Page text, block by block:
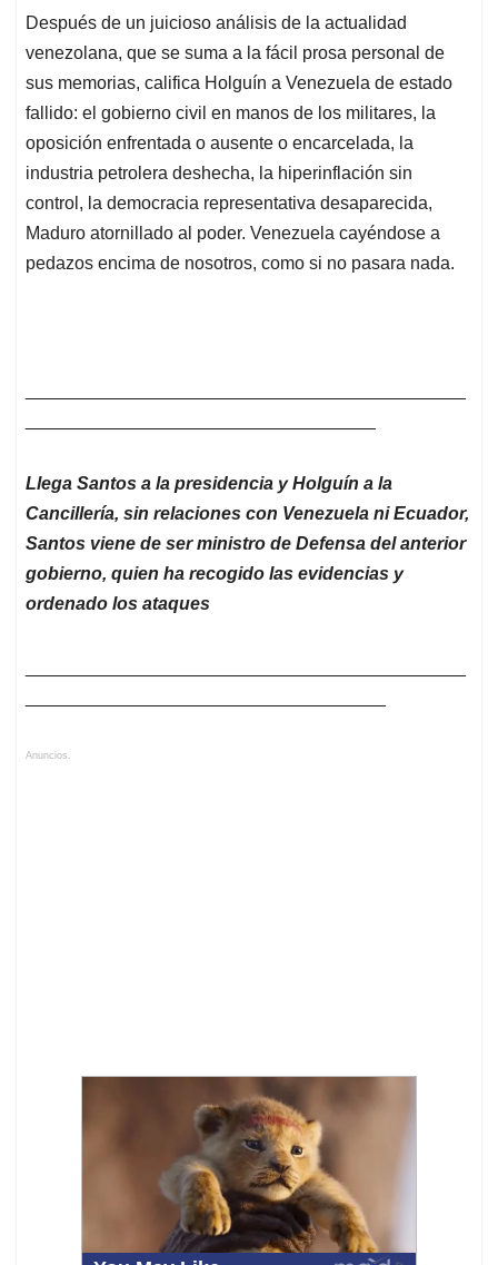
Después de un juicioso análisis de la actualidad
venezolana, que se suma a la fácil prosa personal de
sus memorias, califica Holguín a Venezuela de estado
fallido: el gobierno civil en manos de los militares, la
oposición enfrentada o ausente o encarcelada, la
industria petrolera deshecha, la hiperinflación sin
control, la democracia representativa desaparecida,
Maduro atornillado al poder. Venezuela cayéndose a
pedazos encima de nosotros, como si no pasara nada.
Llega Santos a la presidencia y Holguín a la
Cancillería, sin relaciones con Venezuela ni Ecuador,
Santos viene de ser ministro de Defensa del anterior
gobierno, quien ha recogido las evidencias y
ordenado los ataques
Anuncios.